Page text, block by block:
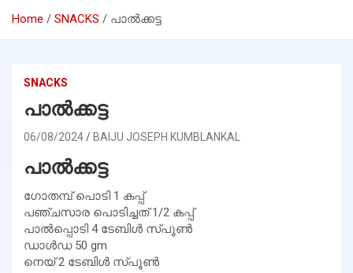
Home SNACKS പാൽക്കട്ട
SNACKS
പാൽക്കട്ട
06/08/2024 BAIJU JOSEPH KUMBLANKAL
പാൽക്കട്ട
ഗോതമ്പ് പൊടി 1 കപ്പ്
പഞ്ചസാര പൊടിച്ചത് 1/2 കപ്പ്
പാൽപ്പൊടി 4 ടേബിൾ സ്പൂൺ
ഡാൾഡ 50 gm
നെയ് 2 ടേബിൾ സ്പൂൺ